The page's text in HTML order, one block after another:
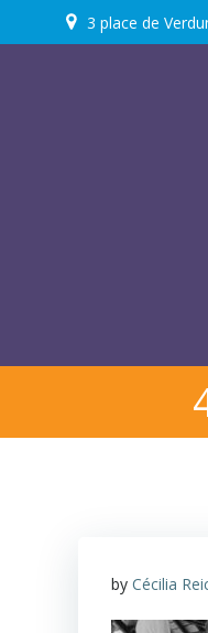
au
3 place de
by Cécilia